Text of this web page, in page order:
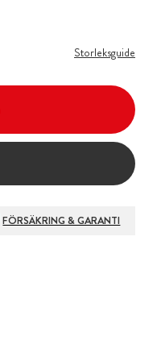
Storleksguide
FÖRSÄKRING & GARANTI